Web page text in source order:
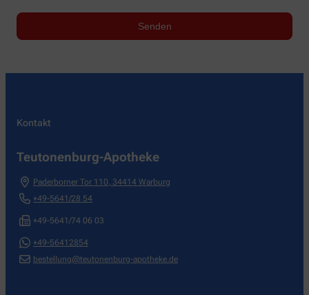
Kontakt
Teutonenburg-Apotheke
Paderborner Tor 110, 34414 Warburg
+49-5641/28 54
+49-5641/74 06 03
+49-56412854
bestellung@teutonenburg-apotheke.de